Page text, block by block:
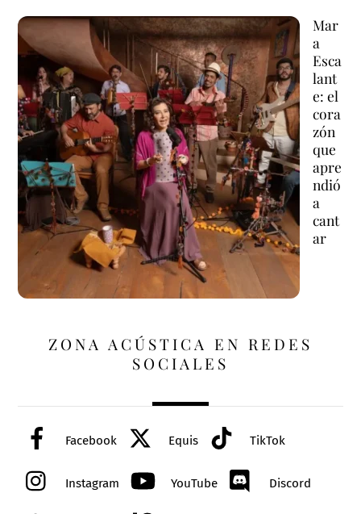
Mar
a
Esca
lant
e: el
cora
zón
que
apre
ndió
a
cant
ar
ZONA ACÚSTICA EN REDES
SOCIALES
Facebook Equis TikTok
Instagram YouTube Discord